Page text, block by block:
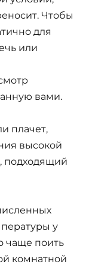
Чтобы
для
или
вами.
плачет,
высокой
подходящий
у
чаще поить
комнатной